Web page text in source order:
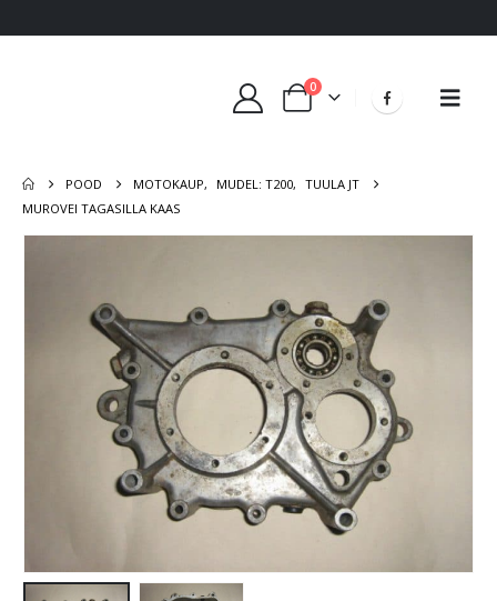
0
POOD MOTOKAUP, MUDEL: T200,
TUULA JT
MUROVEI TAGASILLA KAAS